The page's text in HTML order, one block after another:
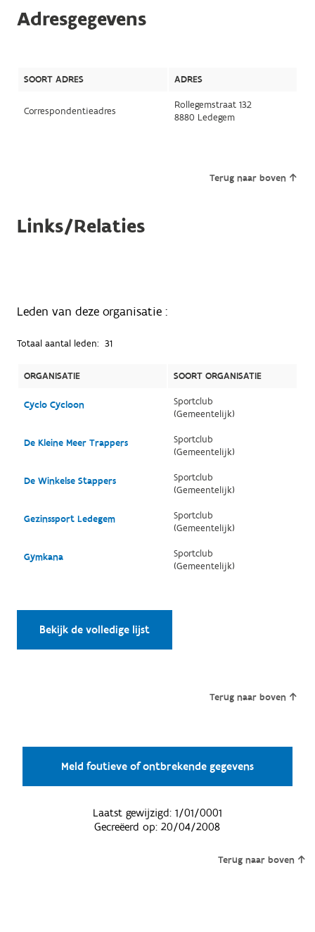
Adresgegevens
SOORT ADRES ADRES
Correspondentieadres
Rollegemstraat 132
8880 Ledegem
Terug naar boven
Links/Relaties
Leden van deze organisatie :
Totaal aantal leden: 31
ORGANISATIE SOORT ORGANISATIE
Cyclo Cycloon
Sportclub
(Gemeentelijk)
De Kleine Meer Trappers
Sportclub
(Gemeentelijk)
De Winkelse Stappers
Sportclub
(Gemeentelijk)
Gezinssport Ledegem
Sportclub
(Gemeentelijk)
Gymkana
Sportclub
(Gemeentelijk)
Bekijk de volledige lijst
Terug naar boven
Meld foutieve of ontbrekende gegevens
Laatst gewijzigd: 1/01/0001
Gecreëerd op:20/04/2008
Terug naar boven